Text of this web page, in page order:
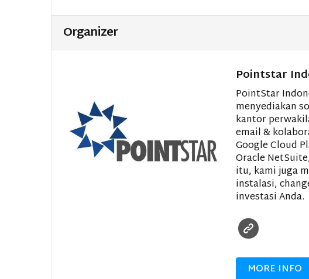
Organizer
Pointstar
PointStar
menyediakan
kantor
email &
Google Cloud
Oracle
itu, kami juga
instalasi,
investasi Anda.
MORE INFO